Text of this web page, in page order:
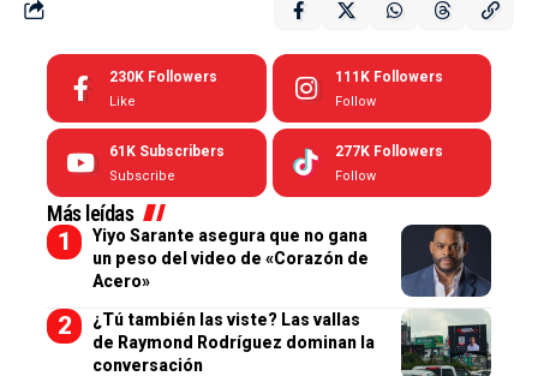
230K Followers
Like
111K Followers
Follow
61K Subscribers
Subscribe
277K Followers
Follow
Más leídas
Yiyo Sarante asegura que no gana
un peso del video de «Corazón de
Acero»
¿Tú también las viste? Las vallas
de Raymond Rodríguez dominan la
conversación